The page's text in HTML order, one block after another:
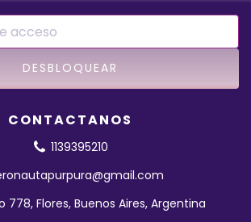
CONTACTANOS
1139395210
778, Flores, Buenos Aires, Argentina